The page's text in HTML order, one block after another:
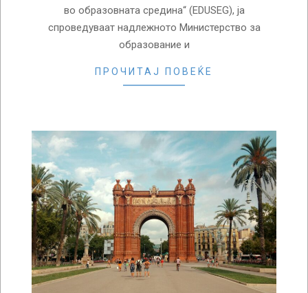
во образовната средина“ (EDUSEG), ја
спроведуваат надлежното Министерство за
образование и
ПРОЧИТАЈ ПОВЕЌЕ